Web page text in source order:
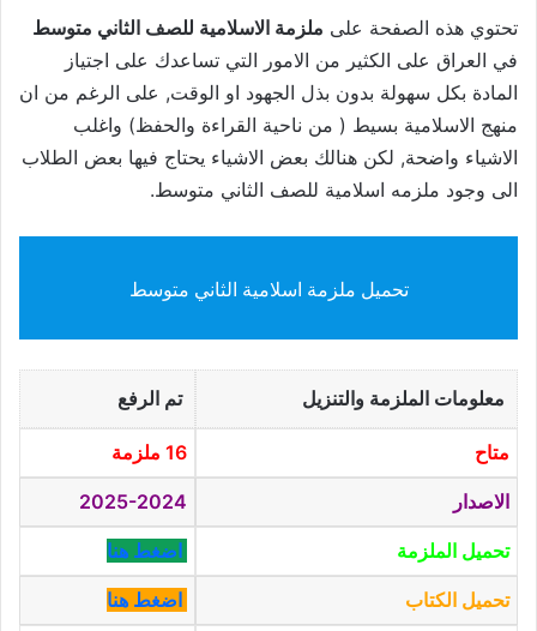
تحتوي هذه الصفحة على ملزمة الاسلامية للصف الثاني متوسط
في العراق على الكثير من الامور التي تساعدك على اجتياز
المادة بكل سهولة بدون بذل الجهود او الوقت, على الرغم من ان
منهج الاسلامية بسيط ( من ناحية القراءة والحفظ) واغلب
الاشياء واضحة, لكن هنالك بعض الاشياء يحتاج فيها بعض الطلاب
الى وجود ملزمه اسلامية للصف الثاني متوسط.
تحميل ملزمة اسلامية الثاني متوسط
معلومات الملزمة والتنزيل تم الرفع
متاح 16 ملزمة
الاصدار 2025-2024
تحميل الملزمة اضغط هنا
تحميل الكتاب اضغط هنا